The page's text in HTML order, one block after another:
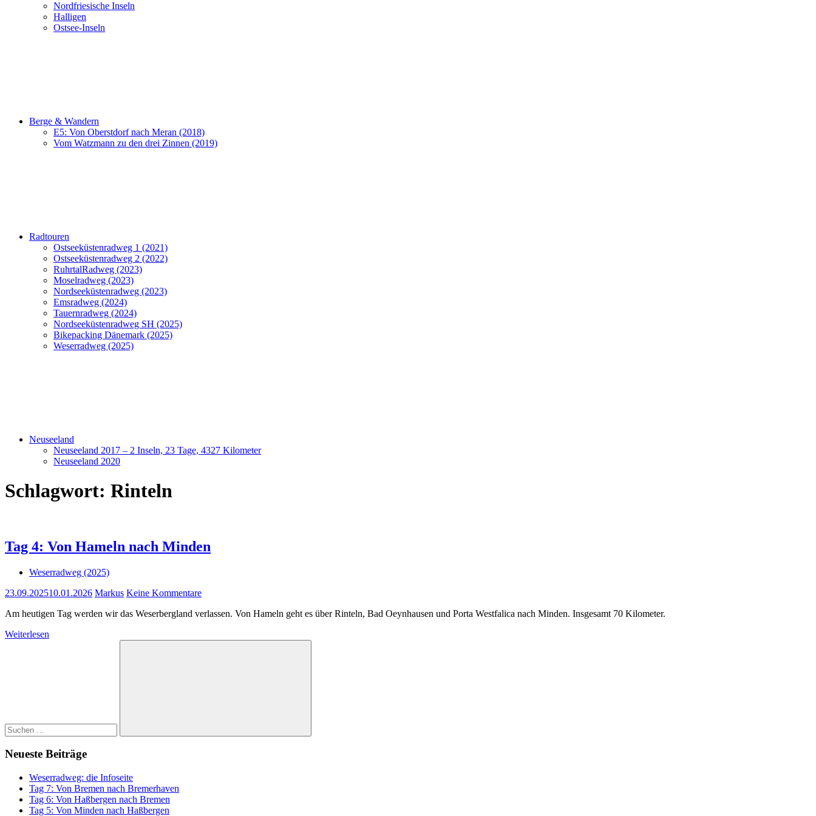
Nordfriesische Inseln
Halligen
Ostsee-Inseln
Berge & Wandern
E5: Von Oberstdorf nach Meran (2018)
Vom Watzmann zu den drei Zinnen (2019)
Radtouren
Ostseeküstenradweg 1 (2021)
Ostseeküstenradweg 2 (2022)
RuhrtalRadweg (2023)
Moselradweg (2023)
Nordseeküstenradweg (2023)
Emsradweg (2024)
Tauernradweg (2024)
Nordseeküstenradweg SH (2025)
Bikepacking Dänemark (2025)
Weserradweg (2025)
Neuseeland
Neuseeland 2017 – 2 Inseln, 23 Tage, 4327 Kilometer
Neuseeland 2020
Schlagwort: Rinteln
Tag 4: Von Hameln nach Minden
Weserradweg (2025)
23.09.202510.01.2026 Markus Keine Kommentare
Am heutigen Tag werden wir das Weserbergland verlassen. Von Hameln geht es über Rinteln, Bad Oeynhausen und Porta Westfalica nach Minden. Insgesamt 70 Kilometer.
Weiterlesen
Suchen
Neueste Beiträge
Weserradweg: die Infoseite
Tag 7: Von Bremen nach Bremerhaven
Tag 6: Von Haßbergen nach Bremen
Tag 5: Von Minden nach Haßbergen